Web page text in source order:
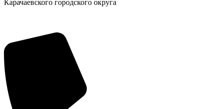
Карачаевского городского округа